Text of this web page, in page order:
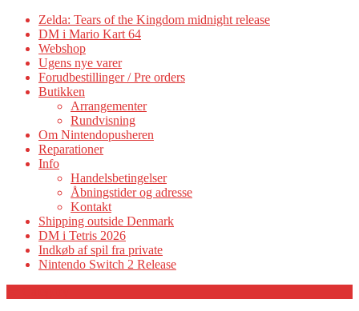
Zelda: Tears of the Kingdom midnight release
DM i Mario Kart 64
Webshop
Ugens nye varer
Forudbestillinger / Pre orders
Butikken
Arrangementer
Rundvisning
Om Nintendopusheren
Reparationer
Info
Handelsbetingelser
Åbningstider og adresse
Kontakt
Shipping outside Denmark
DM i Tetris 2026
Indkøb af spil fra private
Nintendo Switch 2 Release